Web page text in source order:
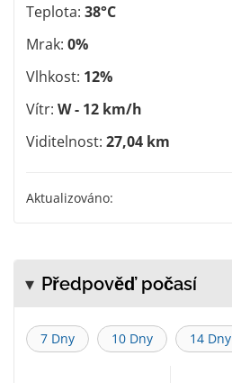
Teplota: 38°C
Mrak: 0%
Vlhkost: 12%
Vítr: W - 12 km/h
Viditelnost: 27,04 km
Aktualizováno:
Předpověď počasí
7 Dny 10 Dny 14 Dny